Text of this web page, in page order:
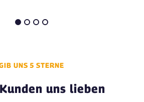
UNS 5 STERNE
uns lieben